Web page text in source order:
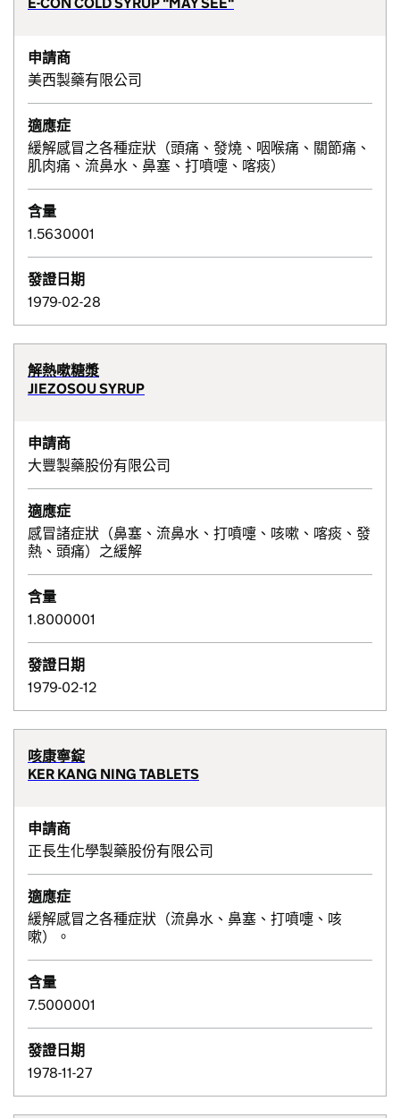
申請商
美西製藥有限公司
適應症
緩解感冒之各種症狀（頭痛、發燒、咽喉痛、關節痛、
肌肉痛、流鼻水、鼻塞、打噴嚏、喀痰）
含量
1.5630001
發證日期
1979-02-28
解熱嗽糖漿
JIEZOSOU SYRUP
申請商
大豐製藥股份有限公司
適應症
感冒諸症狀（鼻塞、流鼻水、打噴嚏、咳嗽、喀痰、發
熱、頭痛）之緩解
含量
1.8000001
發證日期
1979-02-12
咳康寧錠
KER KANG NING TABLETS
申請商
正長生化學製藥股份有限公司
適應症
緩解感冒之各種症狀（流鼻水、鼻塞、打噴嚏、咳
嗽）。
含量
7.5000001
發證日期
1978-11-27